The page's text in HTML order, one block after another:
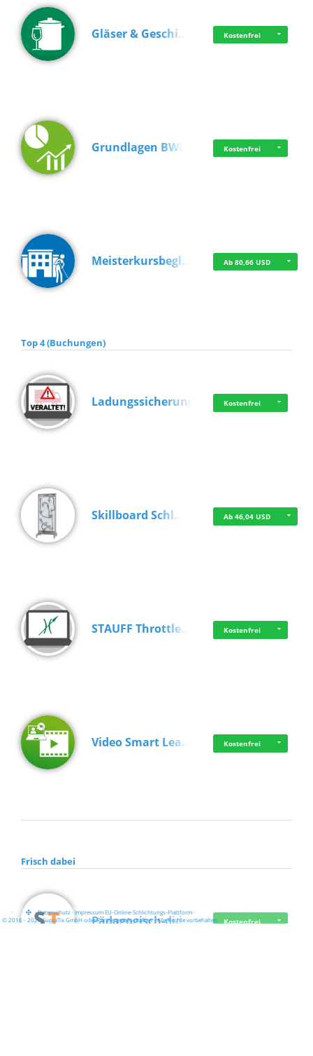
Gläser & Geschi… Kostenfrei
Grundlagen BWL Kostenfrei
Meisterkursbegl… Ab 80,66 USD
Top 4 (Buchungen)
Ladungssicherung Kostenfrei
Skillboard Schl… Ab 46,04 USD
STAUFF Throttle… Kostenfrei
Video Smart Lea… Kostenfrei
Frisch dabei
Pädagogisch-did… Kostenfrei
· · ·Datenschutz·Impressum EU-Online-Schlichtungs-Plattform·
© 2016 - 2026 SupraTix GmbH oder Partnergesellschaften - Alle Rechte vorbehalten.